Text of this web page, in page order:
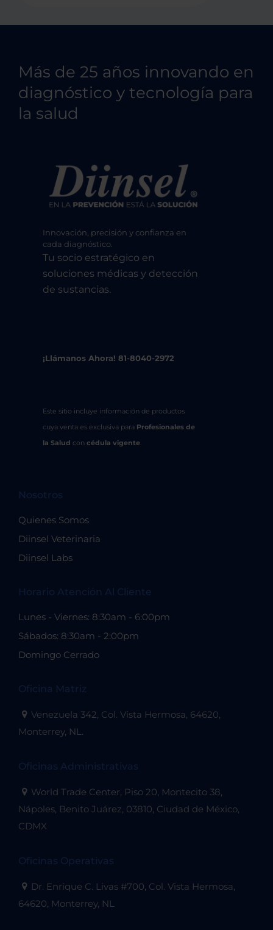
Más de 25 años innovando en
diagnóstico y tecnología para
la salud
Innovación, precisión y confianza en
cada diagnóstico.
Tu socio estratégico en
soluciones médicas y detección
de sustancias.
¡Llámanos Ahora! 81-8040-2972
Este sitio incluye información de productos
cuya venta es exclusiva para Profesionales de
la Salud con cédula vigente.
Nosotros
Quienes Somos
Diinsel Veterinaria
Diinsel Labs
Horario Atención Al Cliente
Lunes - Viernes: 8:30am - 6:00pm
Sábados: 8:30am - 2:00pm
Domingo Cerrado
Oficina Matriz
Venezuela 342, Col. Vista Hermosa, 64620,
Monterrey, NL.
Oficinas Administrativas
World Trade Center, Piso 20, Montecito 38,
Nápoles, Benito Juárez, 03810, Ciudad de México,
CDMX
Oficinas Operativas
Dr. Enrique C. Livas #700, Col. Vista Hermosa,
64620, Monterrey, NL